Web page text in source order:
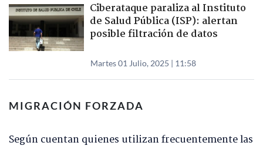
Ciberataque paraliza al Instituto
de Salud Pública (ISP): alertan
posible filtración de datos
Martes 01 Julio, 2025 | 11:58
MIGRACIÓN FORZADA
Según cuentan quienes utilizan frecuentemente las